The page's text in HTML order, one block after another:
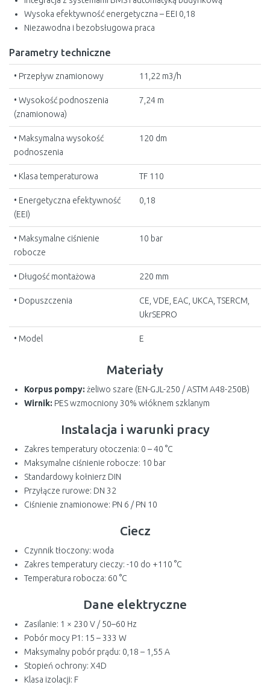
Wysoka efektywność energetyczna – EEI 0,18
Niezawodna i bezobsługowa praca
Parametry techniczne
• Przepływ znamionowy 11,22 m3/h
• Wysokość podnoszenia
(znamionowa)
7,24 m
• Maksymalna wysokość
podnoszenia
120 dm
• Klasa temperaturowa TF 110
• Energetyczna efektywność
(EEI)
0,18
• Maksymalne ciśnienie
robocze
10 bar
• Długość montażowa 220 mm
• Dopuszczenia
CE, VDE, EAC, UKCA, TSERCM,
UkrSEPRO
• Model E
Materiały
Korpus pompy: żeliwo szare (EN-GJL-250 / ASTM A48-250B)
Wirnik: PES wzmocniony 30% włóknem szklanym
Instalacja i warunki pracy
Zakres temperatury otoczenia: 0 – 40 °C
Maksymalne ciśnienie robocze: 10 bar
Standardowy kołnierz DIN
Przyłącze rurowe: DN 32
Ciśnienie znamionowe: PN 6 / PN 10
Ciecz
Czynnik tłoczony: woda
Zakres temperatury cieczy: -10 do +110 °C
Temperatura robocza: 60 °C
Dane elektryczne
Zasilanie: 1 × 230 V / 50–60 Hz
Pobór mocy P1: 15 – 333 W
Maksymalny pobór prądu: 0,18 – 1,55 A
Stopień ochrony: X4D
Klasa izolacji: F